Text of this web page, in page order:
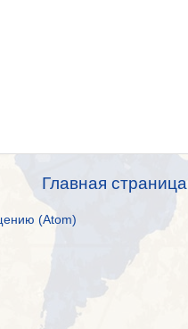
Главная страница
(Atom)